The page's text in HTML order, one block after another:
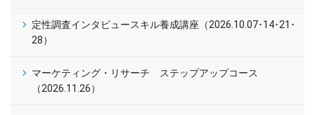
定性調査インタビュースキル養成講座（2026.10.07･14･21･
28）
マーケティング・リサーチ ステップアップコース
（2026.11.26）